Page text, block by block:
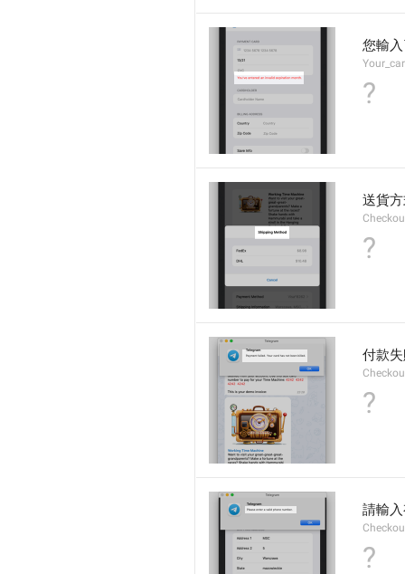
您輸
?
送貨
?
付款
?
請輸
?